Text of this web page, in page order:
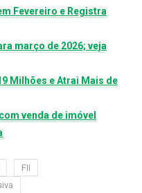
Fevereiro e Registra
março de 2026; veja
Milhões e Atrai Mais de
venda de imóvel
FII